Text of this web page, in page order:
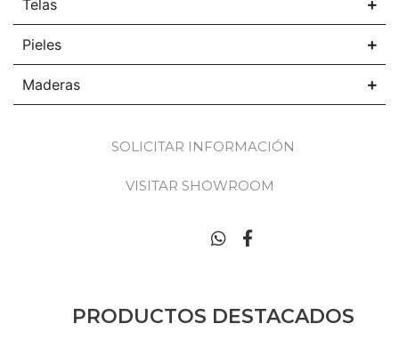
Telas
Pieles
Maderas
SOLICITAR INFORMACIÓN
VISITAR SHOWROOM
PRODUCTOS DESTACADOS